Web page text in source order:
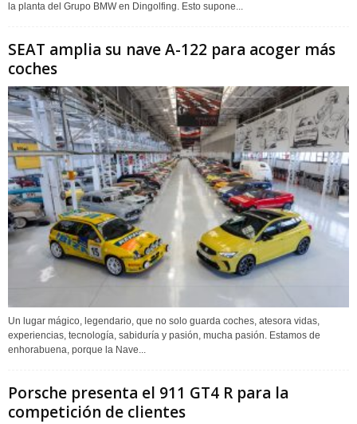
la planta del Grupo BMW en Dingolfing. Esto supone...
SEAT amplia su nave A-122 para acoger más
coches
Un lugar mágico, legendario, que no solo guarda coches, atesora vidas,
experiencias, tecnología, sabiduría y pasión, mucha pasión. Estamos de
enhorabuena, porque la Nave...
Porsche presenta el 911 GT4 R para la
competición de clientes